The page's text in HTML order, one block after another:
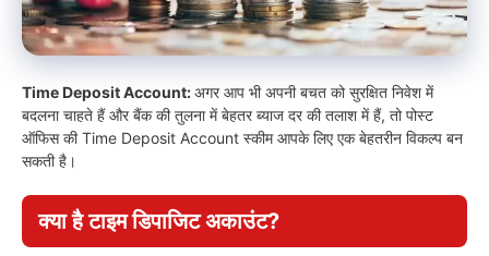
Time Deposit Account:अगर आप भी अपनी बचत को सुरक्षित निवेश में
बदलना चाहते हैं और बैंक की तुलना में बेहतर ब्याज दर की तलाश में हैं, तो पोस्ट
ऑफिस की Time Deposit Account स्कीम आपके लिए एक बेहतरीन विकल्प बन
सकती है।
क्या है टाइम डिपाजिट अकाउंट?